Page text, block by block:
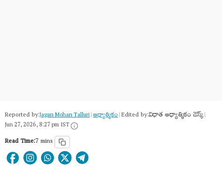
Reported by:Jagan Mohan Talluri|ఆధ్యాత్మికం|Edited by:విధాత ఆధ్యాత్మికం డెస్క్|
Jun 27, 2026, 8:27 pm IST
Read Time:7 mins